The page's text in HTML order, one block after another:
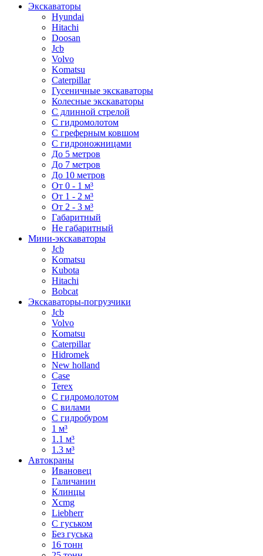
Экскаваторы
Hyundai
Hitachi
Doosan
Jcb
Volvo
Komatsu
Caterpillar
Гусеничные экскаваторы
Колесные экскаваторы
С длинной стрелой
С гидромолотом
С греферным ковшом
С гидроножницами
До 5 метров
До 7 метров
До 10 метров
От 0 - 1 м³
От 1 - 2 м³
От 2 - 3 м³
Габаритный
Не габаритный
Мини-экскаваторы
Jcb
Komatsu
Kubota
Hitachi
Bobcat
Экскаваторы-погрузчики
Jcb
Volvo
Komatsu
Caterpillar
Hidromek
New holland
Case
Terex
С гидромолотом
С вилами
С гидробуром
1 м³
1.1 м³
1.3 м³
Автокраны
Ивановец
Галичанин
Клинцы
Xcmg
Liebherr
С гуськом
Без гуська
16 тонн